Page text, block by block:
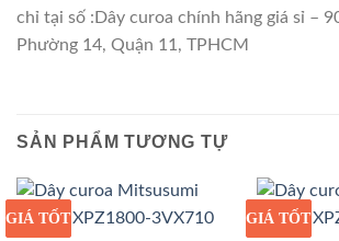
chỉ tại số :Dây curoa chính hãng giá sỉ –
Phường 14, Quận 11, TPHCM
SẢN PHẨM TƯƠNG TỰ
GIÁ SỈ
GIÁ TỐT GIÁ SỈ
GIÁ TỐT